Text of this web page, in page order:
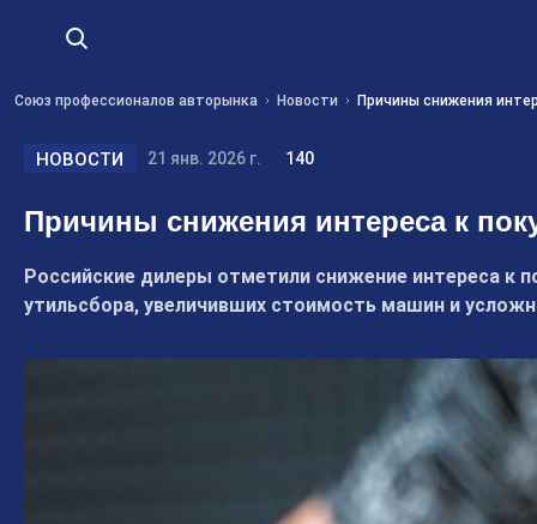
Союз профессионалов авторынка Новости Причины снижения
НОВОСТИ 21 янв. 2026 г. 140
Причины снижения интереса к
Российские дилеры отметили снижение интереса к
утильсбора, увеличивших стоимость машин и